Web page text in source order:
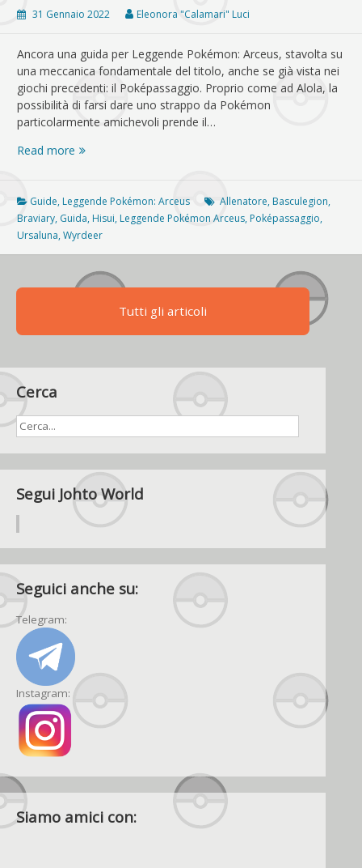
31 Gennaio 2022 Eleonora "Calamari" Luci
Ancora una guida per Leggende Pokémon: Arceus, stavolta su
una meccanica fondamentale del titolo, anche se già vista nei
giochi precedenti: il Poképassaggio. Proprio come ad Alola, la
possibilità di farsi dare uno strappo da Pokémon
particolarmente amichevoli prende il…
Read more [GUIDA]
Arceus,
come
sbloccare
il
Poképassaggio
Guide, Leggende Pokémon: Arceus Allenatore, Basculegion,
Braviary, Guida, Hisui, Leggende Pokémon Arceus, Poképassaggio,
Ursaluna,Wyrdeer
Tutti gli articoli
Cerca
Segui Johto World
Seguici anche su:
Telegram:
Instagram:
Siamo amici con: